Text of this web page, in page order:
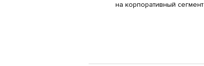
на корпоративный сегмент